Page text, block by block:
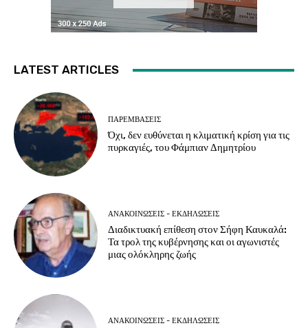
LATEST ARTICLES
ΠΑΡΕΜΒΑΣΕΙΣ
Όχι, δεν ευθύνεται η κλιματική κρίση για τις
πυρκαγιές, του Φάμπιαν Δημητρίου
ΑΝΑΚΟΙΝΩΣΕΙΣ - ΕΚΔΗΛΩΣΕΙΣ
Διαδικτυακή επίθεση στον Σήφη Καυκαλά:
Τα τρολ της κυβέρνησης και οι αγωνιστές
μιας ολόκληρης ζωής
ΑΝΑΚΟΙΝΩΣΕΙΣ - ΕΚΔΗΛΩΣΕΙΣ